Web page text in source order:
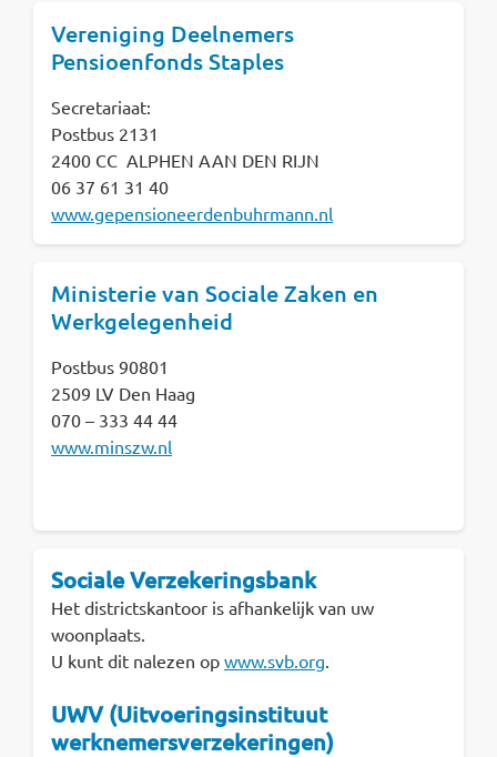
Vereniging Deelnemers
Pensioenfonds Staples
Secretariaat:
Postbus 2131
2400 CC ALPHEN AAN DEN RIJN
06 37 61 31 40
www.gepensioneerdenbuhrmann.nl
Ministerie van Sociale Zaken en
Werkgelegenheid
Postbus 90801
2509 LV Den Haag
070 – 333 44 44
www.minszw.nl
Sociale Verzekeringsbank
Het districtskantoor is afhankelijk van uw
woonplaats.
U kunt dit nalezen op www.svb.org.
UWV (Uitvoeringsinstituut
werknemersverzekeringen)